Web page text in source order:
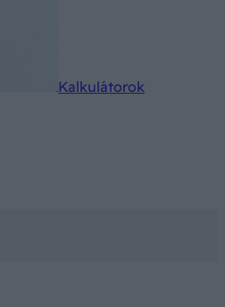
Kalkulátorok